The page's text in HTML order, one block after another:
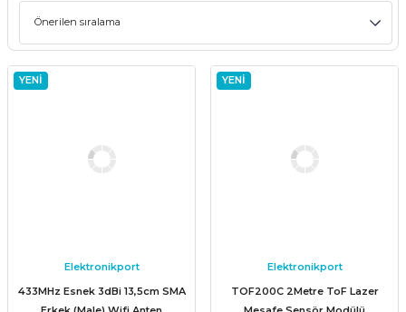
YENİ
Elektronikport
433MHz Esnek 3dBi 13,5cm SMA
YENİ
Elektronikport
TOF200C 2Metre ToF Lazer